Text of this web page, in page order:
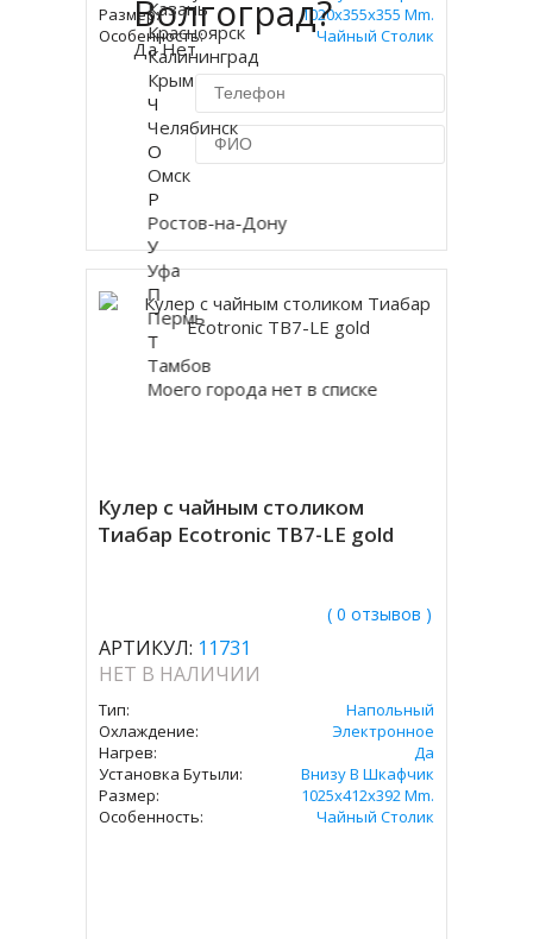
Размер:
1020x355x355 Mm.
Особенность:
Чайный Столик
Кулер с чайным столиком
Тиабар Ecotronic TB7-LE gold
( 0 отзывов )
АРТИКУЛ: 11731
НЕТ В НАЛИЧИИ
Тип:
Напольный
Охлаждение:
Электронное
Нагрев:
Да
Установка Бутыли:
Внизу В Шкафчик
Размер:
1025x412x392 Mm.
Особенность:
Чайный Столик
Волгоград?
Да Нет
Казань
Красноярск
Калининград
Крым
Ч
Челябинск
О
Омск
Р
Ростов-на-Дону
У
Уфа
П
Пермь
Т
Тамбов
Моего города нет в списке